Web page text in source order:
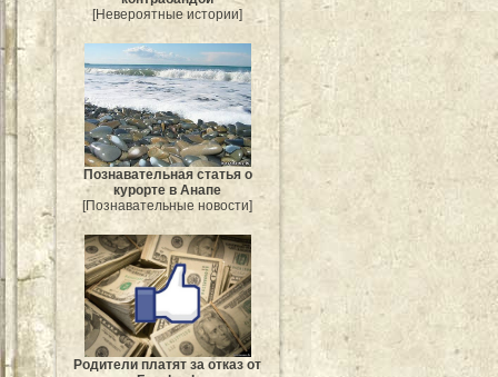
[Невероятные истории]
Познавательная статья о
курорте в Анапе
[Познавательные новости]
Родители платят за отказ от